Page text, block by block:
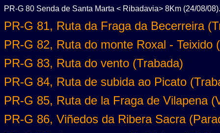
PR-G 80 Senda de Santa Marta < Ribadavia> 8Km (24/08/
PR-G 81, Ruta da Fraga da Becerreira
PR-G 82, Ruta do monte Roxal - Teixido
PR-G 83, Ruta do vento (Trabada)
PR-G 84, Ruta de subida ao Picato
PR-G 85, Ruta de la Fraga de Vilapena
PR-G 86, Viñedos da Ribera Sacra